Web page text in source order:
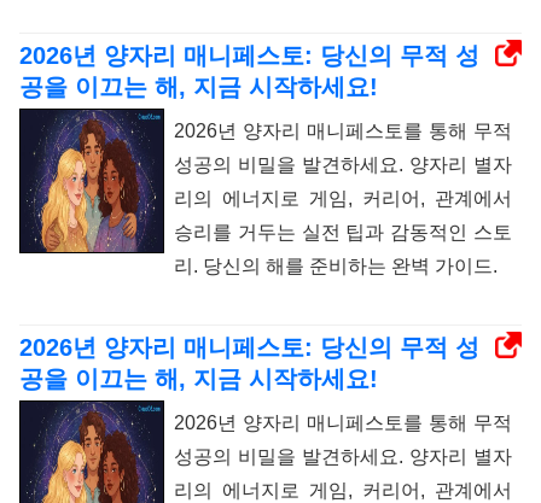
2026년 양자리 매니페스토: 당신의 무적 성
공을 이끄는 해, 지금 시작하세요!
2026년 양자리 매니페스토를 통해 무적
성공의 비밀을 발견하세요. 양자리 별자
리의 에너지로 게임, 커리어, 관계에서
승리를 거두는 실전 팁과 감동적인 스토
리. 당신의 해를 준비하는 완벽 가이드.
2026년 양자리 매니페스토: 당신의 무적 성
공을 이끄는 해, 지금 시작하세요!
2026년 양자리 매니페스토를 통해 무적
성공의 비밀을 발견하세요. 양자리 별자
리의 에너지로 게임, 커리어, 관계에서